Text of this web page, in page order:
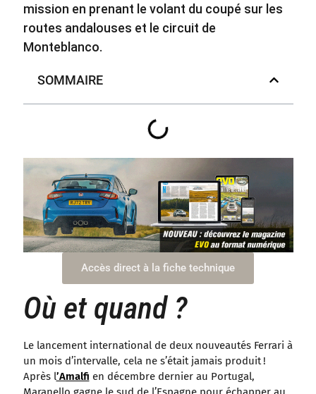
mission en prenant le volant du coupé sur les
routes andalouses et le circuit de
Monteblanco.
SOMMAIRE
Accès direct à la fiche technique
Où et quand ?
Le lancement international de deux nouveautés Ferrari à
un mois d’intervalle, cela ne s’était jamais produit !
Après l’Amalfi en décembre dernier au Portugal,